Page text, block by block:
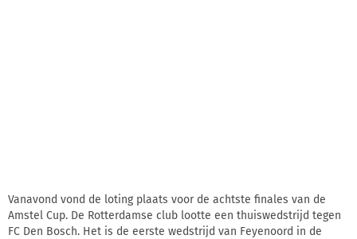
Vanavond vond de loting plaats voor de achtste finales van de
Amstel Cup. De Rotterdamse club lootte een thuiswedstrijd tegen
FC Den Bosch. Het is de eerste wedstrijd van Feyenoord in de